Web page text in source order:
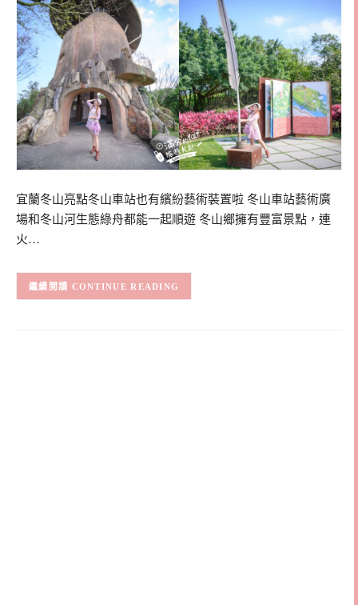
宜蘭冬山亮點冬山車站也有繽紛藝術裝置啦 冬山車站藝術廣
場和冬山河生態綠舟都能一起順遊 冬山鄉擁有豐富景點，連
火…
CONTINUE READING